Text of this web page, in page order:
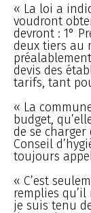
« La loi a
voudront
devront : 1°
deux tiers au
devis des
tarifs, tant
« La
budget,
de se
Conseil
toujours
« C’est
remplies
je suis tenu